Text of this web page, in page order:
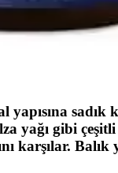
sağlar,
Ürünleri
yağı gibi
karşılar.